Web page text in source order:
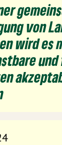
von
wird es